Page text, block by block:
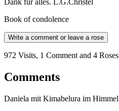
Dank für alles. L.G.Christel
Book of condolence
Write a comment or leave a rose
972 Visits, 1 Comment and 4 Roses
Comments
Daniela mit Kimabelura im Himmel